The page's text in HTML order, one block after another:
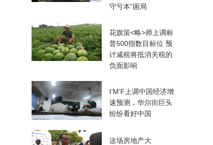
守亏本”困局
花旗策<略>师上调标
普500指数目标位 预
计减税将抵消关税的
负面影响
I‘M’F上调中国经济增
速预测，华尔街巨头
纷纷看好中国
这场房地产大